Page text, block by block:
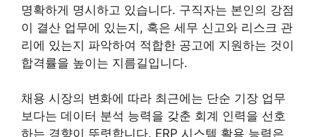
명확하게 명시하고 있습니다. 구직자는 본인의 강점
이 결산 업무에 있는지, 혹은 세무 신고와 리스크 관
리에 있는지 파악하여 적합한 공고에 지원하는 것이
합격률을 높이는 지름길입니다.
채용 시장의 변화에 따라 최근에는 단순 기장 업무
보다는 데이터 분석 능력을 갖춘 회계 인력을 선호
하는 경향이 뚜렷합니다. ERP 시스템 활용 능력은